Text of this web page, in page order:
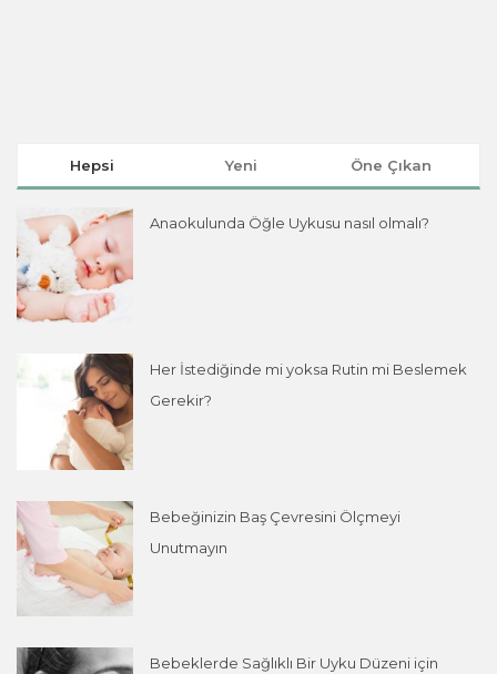
Hepsi Yeni Öne Çıkan
Anaokulunda Öğle Uykusu nasıl olmalı?
Her İstediğinde mi yoksa Rutin mi Beslemek
Gerekir?
Bebeğinizin Baş Çevresini Ölçmeyi
Unutmayın
Bebeklerde Sağlıklı Bir Uyku Düzeni için